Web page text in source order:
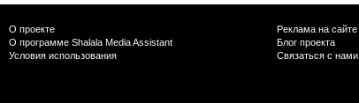
О проекте
О программе Shalala Media Assistant
Условия использования
Реклама на сайте
Блог проекта
Связаться с нами